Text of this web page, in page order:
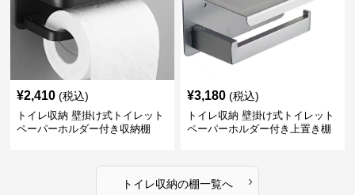
¥2,410 (税込)
トイレ収納 壁掛け式トイレット
ペーパーホルダー付き収納棚
¥3,180 (税込)
トイレ収納 壁掛け式トイレット
ペーパーホルダー付き上置き棚
トイレ収納の棚一覧へ ›